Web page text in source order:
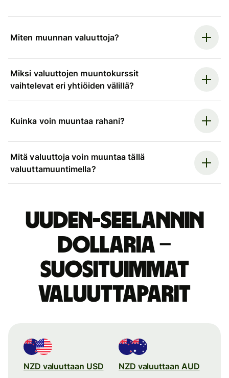
Miten muunnan valuuttoja?
Miksi valuuttojen muuntokurssit
vaihtelevat eri yhtiöiden välillä?
Kuinka voin muuntaa rahani?
Mitä valuuttoja voin muuntaa tällä
valuuttamuuntimella?
Uuden-Seelannin
dollaria –
suosituimmat
valuuttaparit
NZD valuuttaan USD NZD valuuttaan AUD